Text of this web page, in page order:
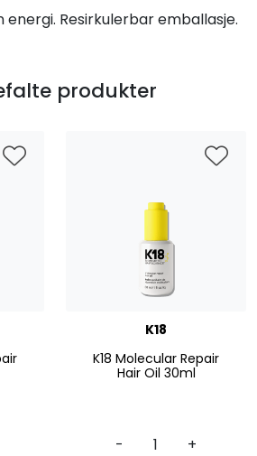
energi. Resirkulerbar emballasje.
produkter
K18
K18 Molecular Repair
Hair Oil 30ml
- +